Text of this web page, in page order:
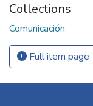
Collections
Comunicación
Full item page